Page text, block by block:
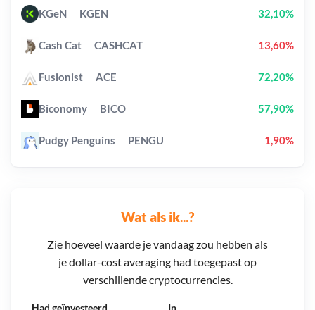
Wat als ik...?
Zie hoeveel waarde je vandaag zou hebben als
je dollar-cost averaging had toegepast op
verschillende cryptocurrencies.
KGeN KGEN 32,10%
Cash Cat CASHCAT 13,60%
Fusionist ACE 72,20%
Biconomy BICO 57,90%
Pudgy Penguins PENGU 1,90%